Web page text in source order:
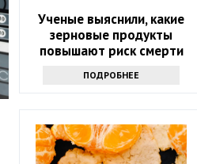
Ученые выяснили, какие
зерновые продукты
повышают риск смерти
ПОДРОБНЕЕ